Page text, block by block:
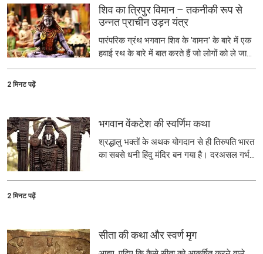
शिव का त्रिपुर विमान – तकनीकी रूप से
उन्नत प्राचीन उड़न यंत्र
पारंपरिक ग्रंथ भगवान शिव के 'वामन' के बारे में एक
हवाई रथ के बारे में बात करते हैं जो लोगों को ले जाते
थे और हवा के रूप में तेजी से यात्रा करते थे।
2 मिनट पढ़ें
भगवान वेंकटेश की स्वर्णिम कथा
श्रद्धालु भक्तों के अथक योगदान से ही तिरुपति भारत
का सबसे धनी हिंदु मंदिर बन गया है। दरअसल गर्भ-
2 मिनट पढ़ें
सीता की कथा और स्वर्ण मृग